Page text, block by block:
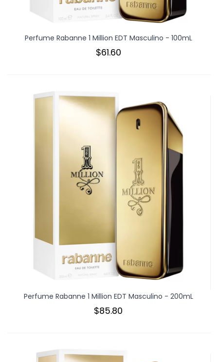
Perfume Rabanne 1 Million EDT Masculino - 100mL
$61.60
Perfume Rabanne 1 Million EDT Masculino - 200mL
$85.80